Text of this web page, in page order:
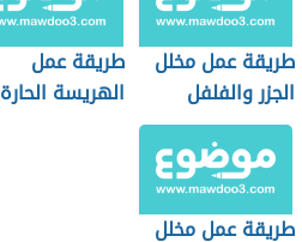
طريقة عمل مخلل
الجزر والفلفل
طريقة عمل
الهريسة الحارة
طريقة عمل مخلل